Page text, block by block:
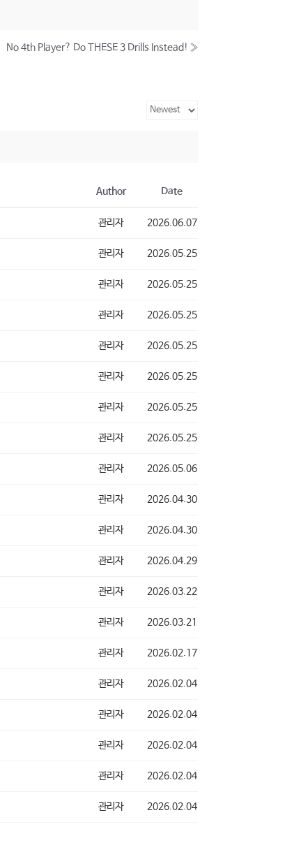
No 4th Player? Do THESE 3 Drills Instead! »
Author Date
관리자 2026.06.07
관리자 2026.05.25
관리자 2026.05.25
관리자 2026.05.25
관리자 2026.05.25
관리자 2026.05.25
관리자 2026.05.25
관리자 2026.05.25
관리자 2026.05.06
관리자 2026.04.30
관리자 2026.04.30
관리자 2026.04.29
관리자 2026.03.22
관리자 2026.03.21
관리자 2026.02.17
관리자 2026.02.04
관리자 2026.02.04
관리자 2026.02.04
관리자 2026.02.04
관리자 2026.02.04